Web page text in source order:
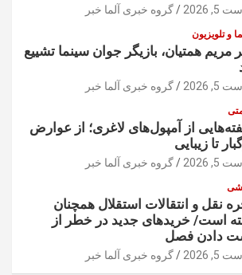
2026 گروه خبری آلما خبر
و تلویزیون
مریم همتیان، بازیگر جوان سینما تشییع
2026 گروه خبری آلما خبر
از آمپول‌های لاغری؛ از عوارض
تا زیبایی
2026 گروه خبری آلما خبر
نقل و انتقالات استقلال همچنان
است/ خریدهای جدید در خطر از
دادن فصل
2026 گروه خبری آلما خبر